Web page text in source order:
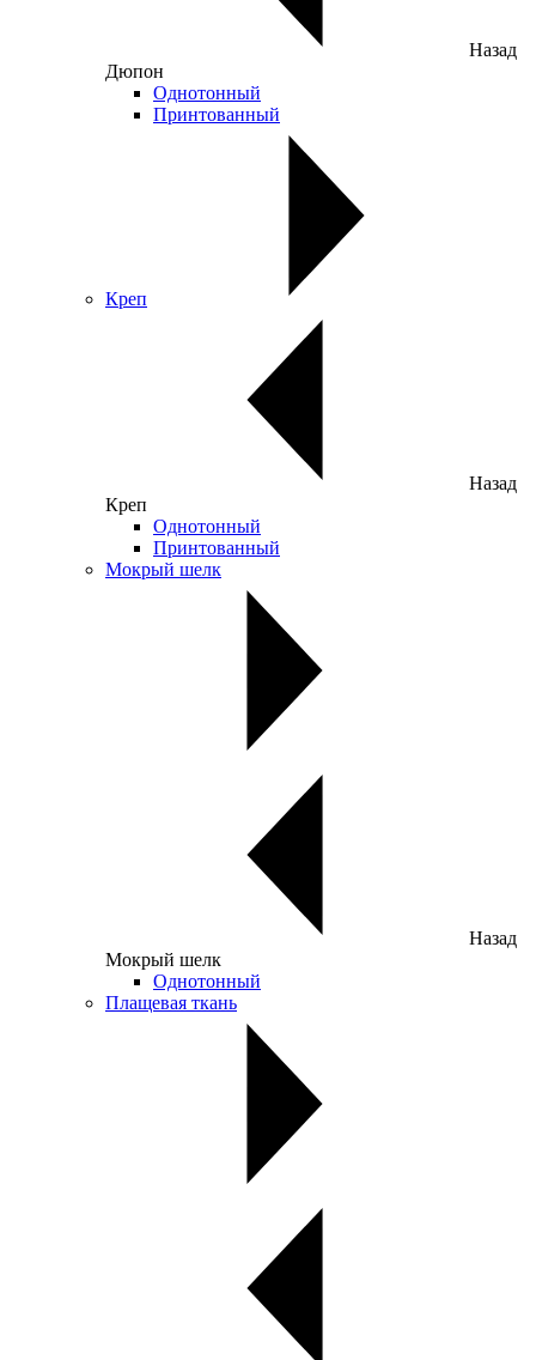
Назад
Дюпон
Однотонный
Принтованный
Креп
Назад
Креп
Однотонный
Принтованный
Мокрый шелк
Назад
Мокрый шелк
Однотонный
Плащевая ткань